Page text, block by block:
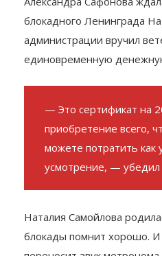
Там Сергея Петрова,
Александра Сафонова
блокадного Ленинграда
администрации вручил
единовременную
— Это сертификат на
приобретение всего,
можете потратить как
Наталия Самойлова